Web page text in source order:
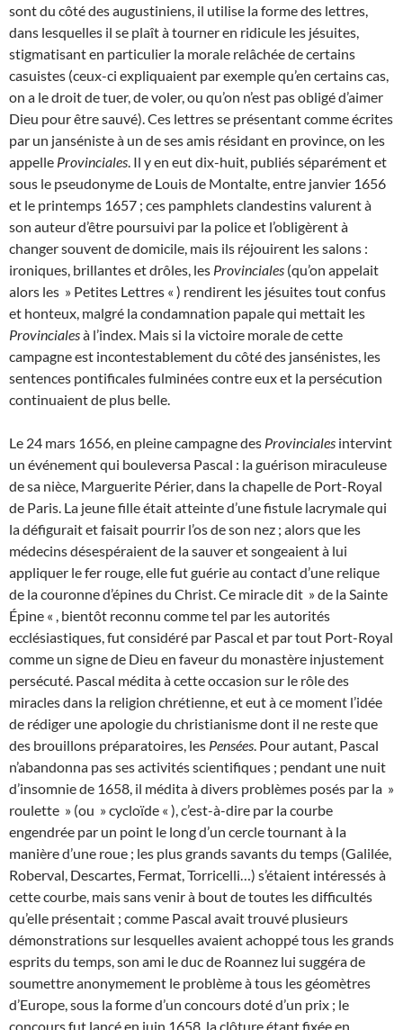
sont du côté des augustiniens, il utilise la forme des lettres,
dans lesquelles il se plaît à tourner en ridicule les jésuites,
stigmatisant en particulier la morale relâchée de certains
casuistes (ceux-ci expliquaient par exemple qu’en certains cas,
on a le droit de tuer, de voler, ou qu’on n’est pas obligé d’aimer
Dieu pour être sauvé). Ces lettres se présentant comme écrites
par un janséniste à un de ses amis résidant en province, on les
appelle Provinciales . Il y en eut dix-huit, publiés séparément et
sous le pseudonyme de Louis de Montalte, entre janvier 1656
et le printemps 1657 ; ces pamphlets clandestins valurent à
son auteur d’être poursuivi par la police et l’obligèrent à
changer souvent de domicile, mais ils réjouirent les salons :
ironiques, brillantes et drôles, les Provinciales (qu’on appelait
alors les » Petites Lettres « ) rendirent les jésuites tout confus
et honteux, malgré la condamnation papale qui mettait les
Provincialesà l’index. Mais si la victoire morale de cette
campagne est incontestablement du côté des jansénistes, les
sentences pontificales fulminées contre eux et la persécution
continuaient de plus belle.
Le 24 mars 1656, en pleine campagne des Provinciales intervint
un événement qui bouleversa Pascal : la guérison miraculeuse
de sa nièce, Marguerite Périer, dans la chapelle de Port-Royal
de Paris. La jeune fille était atteinte d’une fistule lacrymale qui
la défigurait et faisait pourrir l’os de son nez ; alors que les
médecins désespéraient de la sauver et songeaient à lui
appliquer le fer rouge, elle fut guérie au contact d’une relique
de la couronne d’épines du Christ. Ce miracle dit » de la Sainte
Épine « , bientôt reconnu comme tel par les autorités
ecclésiastiques, fut considéré par Pascal et par tout Port-Royal
comme un signe de Dieu en faveur du monastère injustement
persécuté. Pascal médita à cette occasion sur le rôle des
miracles dans la religion chrétienne, et eut à ce moment l’idée
de rédiger une apologie du christianisme dont il ne reste que
des brouillons préparatoires, les Pensées . Pour autant, Pascal
n’abandonna pas ses activités scientifiques ; pendant une nuit
d’insomnie de 1658, il médita à divers problèmes posés par la »
roulette » (ou » cycloïde « ), c’est-à-dire par la courbe
engendrée par un point le long d’un cercle tournant à la
manière d’une roue ; les plus grands savants du temps (Galilée,
Roberval, Descartes, Fermat, Torricelli…) s’étaient intéressés à
cette courbe, mais sans venir à bout de toutes les difficultés
qu’elle présentait ; comme Pascal avait trouvé plusieurs
démonstrations sur lesquelles avaient achoppé tous les grands
esprits du temps, son ami le duc de Roannez lui suggéra de
soumettre anonymement le problème à tous les géomètres
d’Europe, sous la forme d’un concours doté d’un prix ; le
concours fut lancé en juin 1658, la clôture étant fixée en